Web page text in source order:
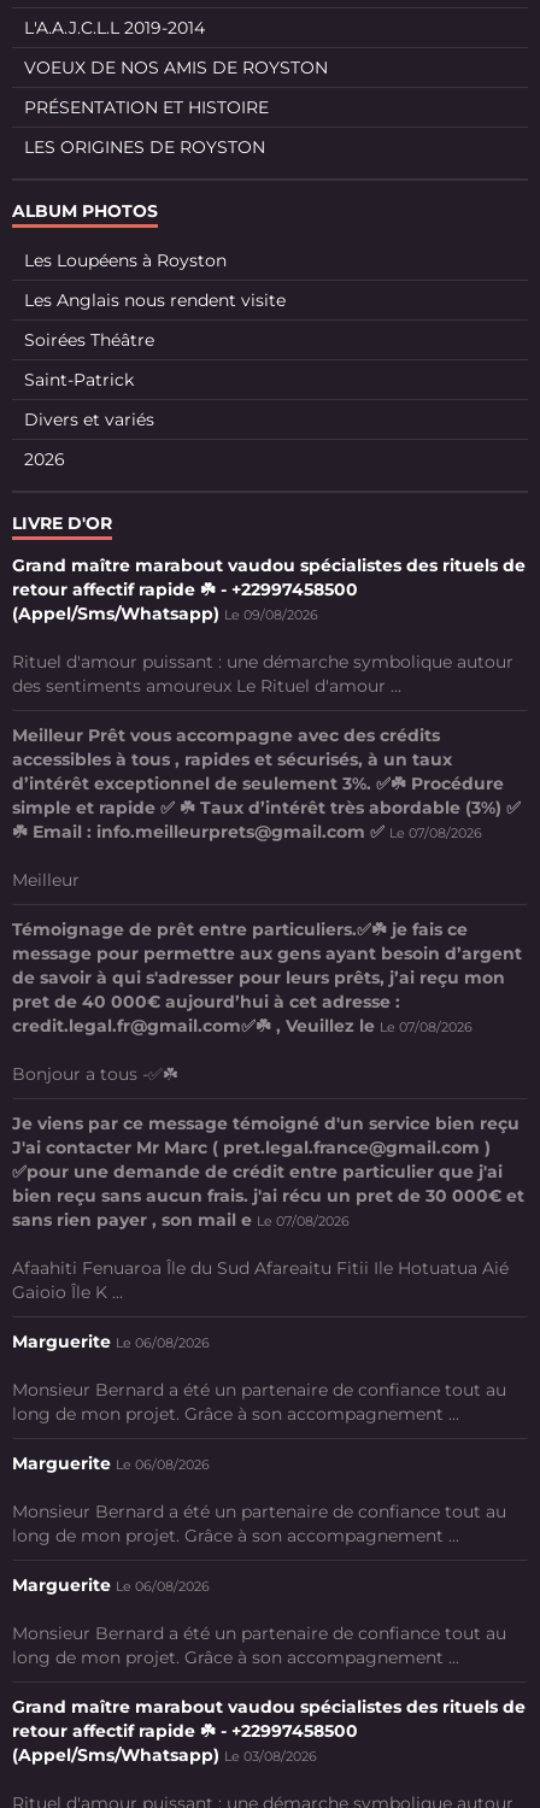
L'A.A.J.C.L.L 2019-2014
VOEUX DE NOS AMIS DE ROYSTON
PRÉSENTATION ET HISTOIRE
LES ORIGINES DE ROYSTON
ALBUM PHOTOS
Les Loupéens à Royston
Les Anglais nous rendent visite
Soirées Théâtre
Saint-Patrick
Divers et variés
2026
LIVRE D'OR
Grand maître marabout vaudou spécialistes des rituels de
retour affectif rapide ☘️ - +22997458500
(Appel/Sms/Whatsapp) Le 09/08/2026
Rituel d'amour puissant : une démarche symbolique autour
des sentiments amoureux Le Rituel d'amour ...
Meilleur Prêt vous accompagne avec des crédits
accessibles à tous , rapides et sécurisés, à un taux
d’intérêt exceptionnel de seulement 3%. ✅☘️ Procédure
simple et rapide ✅ ☘️ Taux d’intérêt très abordable (3%) ✅
☘️ Email : info.meilleurprets@gmail.com ✅ Le 07/08/2026
Meilleur
Témoignage de prêt entre particuliers.✅☘️ je fais ce
message pour permettre aux gens ayant besoin d’argent
de savoir à qui s'adresser pour leurs prêts, j’ai reçu mon
pret de 40 000€ aujourd’hui à cet adresse :
credit.legal.fr@gmail.com✅☘️ , Veuillez le Le 07/08/2026
Bonjour a tous -✅☘️
Je viens par ce message témoigné d'un service bien reçu
J'ai contacter Mr Marc ( pret.legal.france@gmail.com )
✅pour une demande de crédit entre particulier que j'ai
bien reçu sans aucun frais. j'ai récu un pret de 30 000€ et
sans rien payer , son mail e Le 07/08/2026
Afaahiti Fenuaroa Île du Sud Afareaitu Fitii Ile Hotuatua Aié
Gaioio Île K ...
Marguerite Le 06/08/2026
Monsieur Bernard a été un partenaire de confiance tout au
long de mon projet. Grâce à son accompagnement ...
Marguerite Le 06/08/2026
Monsieur Bernard a été un partenaire de confiance tout au
long de mon projet. Grâce à son accompagnement ...
Marguerite Le 06/08/2026
Monsieur Bernard a été un partenaire de confiance tout au
long de mon projet. Grâce à son accompagnement ...
Grand maître marabout vaudou spécialistes des rituels de
retour affectif rapide ☘️ - +22997458500
(Appel/Sms/Whatsapp) Le 03/08/2026
Rituel d'amour puissant : une démarche symbolique autour